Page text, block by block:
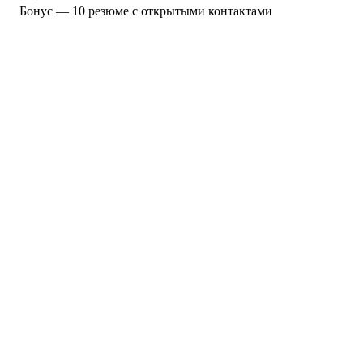
Бонус — 10 резюме с открытыми контактами